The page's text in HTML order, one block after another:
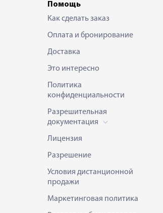
Помощь
Как сделать заказ
Оплата и бронирование
Доставка
Это интересно
Политика
конфиденциальности
Разрешительная
документация
Лицензия
Разрешение
Условия дистанционной
продажи
Маркетинговая политика